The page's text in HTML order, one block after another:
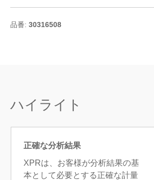
品番: 30316508
ハイライト
正確な分析結果
XPRは、お客様が分析結果の基
本として必要とする正確な計量